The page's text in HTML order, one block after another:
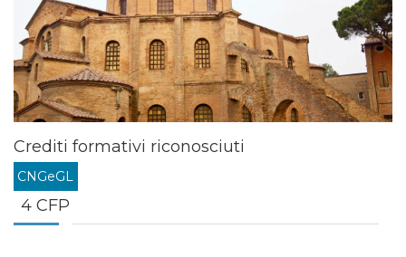
Crediti formativi riconosciuti
CNGeGL
4 CFP